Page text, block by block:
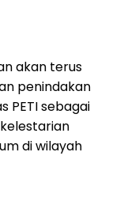
akan terus
penindakan
PETI sebagai
di wilayah